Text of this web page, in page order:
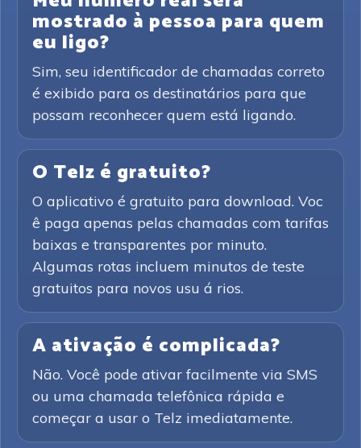
mostrado à pessoa para quem
eu ligo?
Sim, seu identificador de chamadas correto
é exibido para os destinatários para que
possam reconhecer quem está ligando.
O Telz é gratuito?
O aplicativo é gratuito para download. Voc
ê paga apenas pelas chamadas com tarifas
baixas e transparentes por minuto.
Algumas rotas incluem minutos de teste
gratuitos para novos usu á rios.
A ativação é complicada?
Não. Você pode ativar facilmente via SMS
ou uma chamada telefônica rápida e
começar a usar o Telz imediatamente.